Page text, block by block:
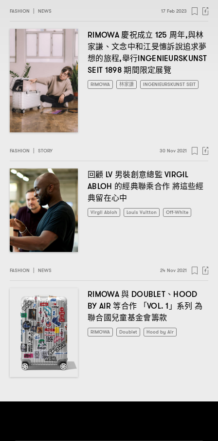
FASHION | NEWS 17 Feb 2023
RIMOWA慶祝成立 125 周年,與林
家謙、文念中和江旻憓訴說追求夢
想的旅程,舉行INGENIEURSKUNST
SEIT 1898期間限定展覽
RIMOWA 林家謙 INGENIEURSKUNST SEIT
FASHION STORY 30 Nov 2021
回顧 LV 男裝創意總監VIRGIL
ABLOH 的經典聯乘合作 將這些經
典留在心中
Virgil Abloh Louis Vuitton Off-White
FASHION NEWS 24 Nov 2021
RIMOWA與 DOUBLET 、 HOOD
BY AIR 等合作 「VOL. 1 」系列 為
聯合國兒童基金會籌款
RIMOWA Doublet Hood by Air